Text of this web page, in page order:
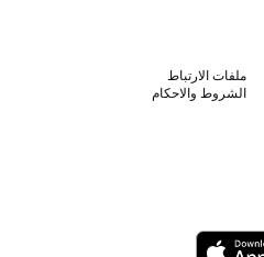
ملفات الارتباط
الشروط والاحكام